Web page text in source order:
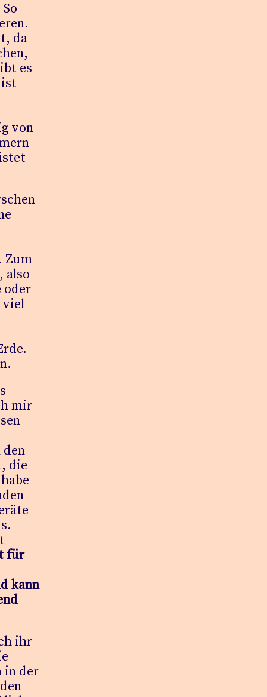
da
es
von
Zum
also
oder
viel
mir
die
für
kann
ihr
in der